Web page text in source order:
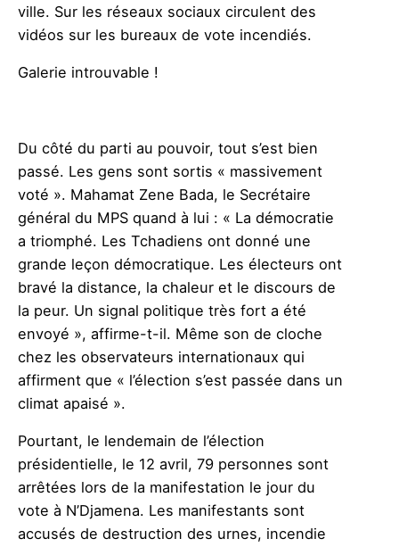
ville. Sur les réseaux sociaux circulent des
vidéos sur les bureaux de vote incendiés.
Galerie introuvable !
Du côté du parti au pouvoir, tout s’est bien
passé. Les gens sont sortis « massivement
voté ». Mahamat Zene Bada, le Secrétaire
général du MPS quand à lui : « La démocratie
a triomphé. Les Tchadiens ont donné une
grande leçon démocratique. Les électeurs ont
bravé la distance, la chaleur et le discours de
la peur. Un signal politique très fort a été
envoyé », affirme-t-il. Même son de cloche
chez les observateurs internationaux qui
affirment que « l’élection s’est passée dans un
climat apaisé ».
Pourtant, le lendemain de l’élection
présidentielle, le 12 avril, 79 personnes sont
arrêtées lors de la manifestation le jour du
vote à N’Djamena. Les manifestants sont
accusés de destruction des urnes, incendie